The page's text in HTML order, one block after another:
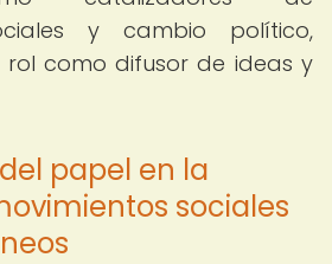
y cambio político,
rol como difusor de ideas y
papel en la
sociales